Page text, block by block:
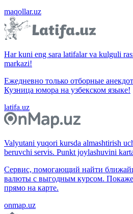
maqollar.uz
Har kuni eng sara latifalar va kulguli
markazi!
Ежедневно только отборные
Кузница юмора на узбекском языке!
latifa.uz
Valyutani yuqori kursda almashtirish
beruvchi servis. Punkt joylashuvini
Сервис, помогающий найти
валюты с выгодным курсом.
прямо на карте.
onmap.uz